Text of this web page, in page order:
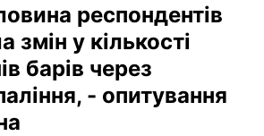
респондентів
змін у кількості
барів через
- опитування